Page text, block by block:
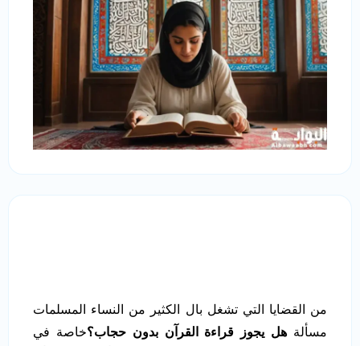
من القضايا التي تشغل بال الكثير من النساء المسلمات
مسألة هل يجوز قراءة القرآن بدون حجاب؟خاصة في